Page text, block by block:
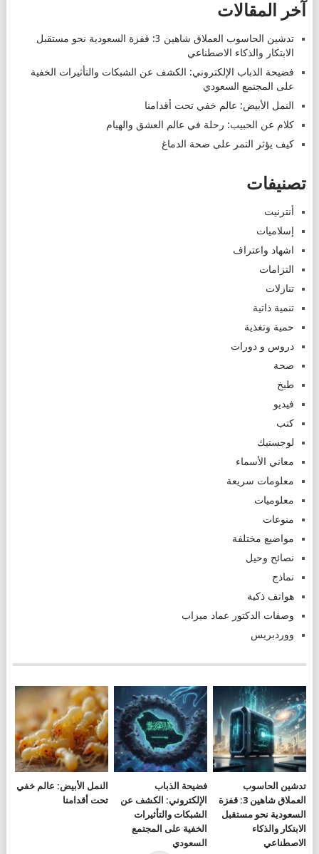
آخر المقالات
تدشين الحاسوب العملاق شاهين 3: قفزة السعودية نحو مستقبل
الابتكار والذكاء الاصطناعي
فضيحة الذباب الإلكتروني: الكشف عن الشبكات والتأثيرات الخفية
على المجتمع السعودي
النمل الأبيض: عالم خفي تحت أقدامنا
كلام عن الحبيب: رحلة في عالم العشق والهيام
كيف يؤثر التمر على صحة الدماغ
تصنيفات
أنترنيت
إسلاميات
اشهاد واعتراف
التزامات
تنازلات
تنمية ذاتية
حمية وتغذية
دروس و دورات
صحة
طبخ
فيديو
كتب
لوجستيك
معاني الأسماء
معلومات سريعة
معلوميات
منوعات
مواضيع مختلفة
نصائح وحيل
نماذج
هواتف ذكية
وصفات الدكتور عماد ميزاب
ووردبريس
تدشين الحاسوب
العملاق شاهين 3: قفزة
السعودية نحو مستقبل
الابتكار والذكاء
الاصطناعي
فضيحة الذباب
الإلكتروني: الكشف عن
الشبكات والتأثيرات
الخفية على المجتمع
السعودي
النمل الأبيض: عالم خفي
تحت أقدامنا